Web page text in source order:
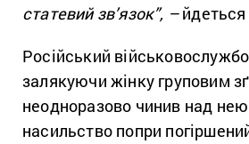
статевий зв’язок”, –йдеться
Російський
залякуючи жінку груповим
неодноразово чинив над
насильство попри